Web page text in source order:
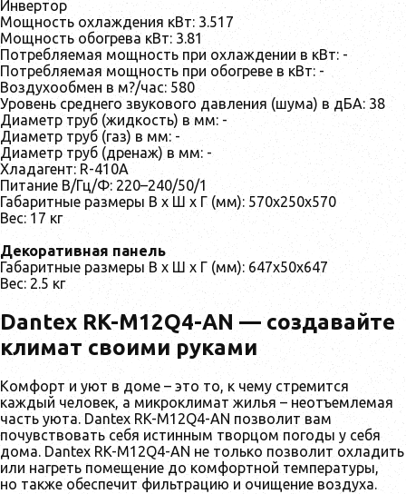
Инвертор
Мощность охлаждения кВт: 3.517
Мощность обогрева кВт: 3.81
Потребляемая мощность при охлаждении в кВт: -
Потребляемая мощность при обогреве в кВт: -
Воздухообмен в м?/час: 580
Уровень среднего звукового давления (шума) в дБА: 38
Диаметр труб (жидкость) в мм: -
Диаметр труб (газ) в мм: -
Диаметр труб (дренаж) в мм: -
Хладагент: R-410A
Питание В/Гц/Ф: 220–240/50/1
Габаритные размеры В х Ш х Г (мм): 570x250x570
Вес: 17 кг
Декоративная панель
Габаритные размеры В х Ш х Г (мм): 647х50х647
Вес: 2.5 кг
Dantex RK-M12Q4-AN — cоздавайте
климат своими руками
Комфорт и уют в доме – это то, к чему стремится
каждый человек, а микроклимат жилья – неотъемлемая
часть уюта. Dantex RK-M12Q4-AN позволит вам
почувствовать себя истинным творцом погоды у себя
дома. Dantex RK-M12Q4-AN не только позволит охладить
или нагреть помещение до комфортной температуры,
но также обеспечит фильтрацию и очищение воздуха.